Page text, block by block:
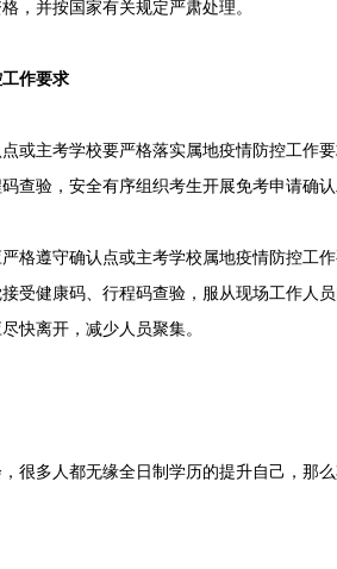
，并按国家有关规定严肃处理。
作要求
主考学校要严格落实属地疫情防控工作要
查验，安全有序组织考生开展免考申请确
遵守确认点或主考学校属地疫情防控工作
受健康码、行程码查验，服从现场工作人
快离开，减少人员聚集。
多人都无缘全日制学历的提升自己，那么